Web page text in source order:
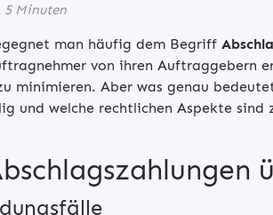
5 Minuten
man häufig dem Begriff
von ihren Auftraggebern
minimieren. Aber was genau
und welche rechtlichen Aspekte sind